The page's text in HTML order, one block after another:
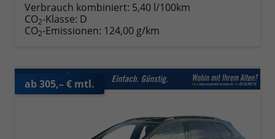
Verbrauch kombiniert: 5,40 l/100km
CO2-Klasse: D
CO2-Emissionen: 124,00 g/km
ab 305,– € mtl.